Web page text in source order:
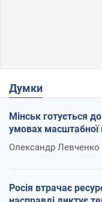
Думки
Мінськ готується
умовах масштабної
Олександр Левченко
Росія втрачає